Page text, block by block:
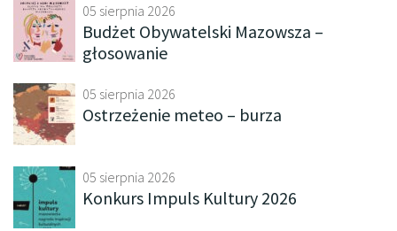
05 sierpnia 2026
Budżet Obywatelski Mazowsza –
głosowanie
05 sierpnia 2026
Ostrzeżenie meteo – burza
05 sierpnia 2026
Konkurs Impuls Kultury 2026